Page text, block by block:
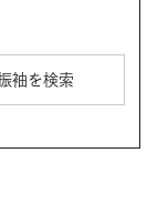
袖を検索